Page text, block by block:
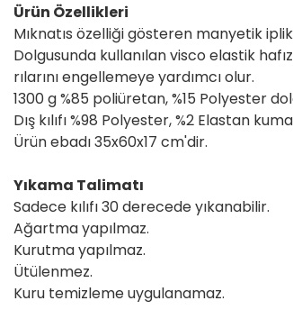
Ürün Özellikleri
Mıknatıs özelliği gösteren manyetik
Dolgusunda kullanılan visco elastik
rılarını engellemeye yardımcı olur.
1300 g %85 poliüretan, %15 Polyester
Dış kılıfı %98 Polyester, %2 Elastan
Ürün ebadı 35x60x17 cm'dir.
Yıkama Talimatı
Sadece kılıfı 30 derecede yıkanabilir.
Ağartma yapılmaz.
Kurutma yapılmaz.
Ütülenmez.
Kuru temizleme uygulanamaz.